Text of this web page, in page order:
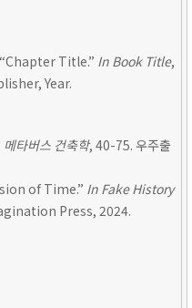
Title.” In Book Title,
Year.
메타버스 건축학, 40-75. 우주출
of Time.” In Fake History
Press, 2024.